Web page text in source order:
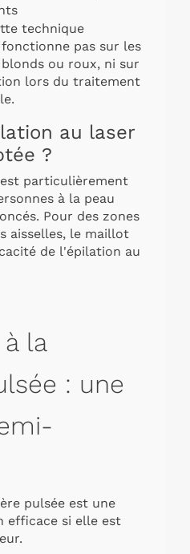
technique
pas sur les
ou roux, ni sur
lors du traitement
au laser
?
est particulièrement
à la peau
Pour des zones
aisselles, le maillot
de l'épilation au
à la
: une
pulsée est une
efficace si elle est